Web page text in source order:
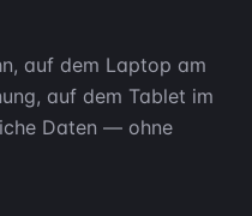
auf dem Laptop am
auf dem Tablet im
Daten — ohne